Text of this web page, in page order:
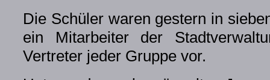
Die Schüler waren gestern in
ein Mitarbeiter der
Vertreter jeder Gruppe vor.